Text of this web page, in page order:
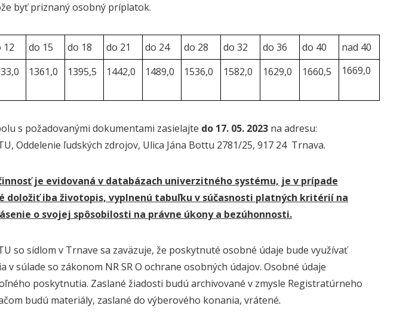
byť priznaný osobný príplatok.
12 do 15 do 18 do 21 do 24 do 28 do 32 do 36 do 40
nad 40
1361,0 1395,5 1442,0 1489,0 1536,0 1582,0 1629,0 1660,5 1669,0
s požadovanými dokumentami zasielajte do 17. 05. 2023 na adresu:
Oddelenie ľudských zdrojov, Ulica Jána Bottu 2781/25, 917 24 Trnava.
je evidovaná v databázach univerzitného systému, je v prípade
doložiť iba životopis, vyplnenú tabuľku v súčasnosti platných kritérií na
o svojej spôsobilosti na právne úkony a bezúhonnosti.
so sídlom v Trnave sa zaväzuje, že poskytnuté osobné údaje bude využívať
súlade so zákonom NR SR O ochrane osobných údajov. Osobné údaje
poskytnutia. Zaslané žiadosti budú archivované v zmysle Registratúrneho
budú materiály, zaslané do výberového konania, vrátené.